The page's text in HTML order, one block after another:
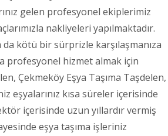
gelen profesyonel ekiplerimiz
nakliyeleri yapılmaktadır.
kötü bir sürprizle karşılaşmanıza
profesyonel hizmet almak için
Çekmeköy Eşya Taşıma Taşdelen,
eşyalarınız kısa süreler içerisinde
içerisinde uzun yıllardır vermiş
eşya taşıma işleriniz